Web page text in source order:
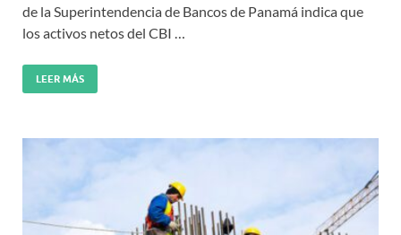
de la Superintendencia de Bancos de Panamá indica que
los activos netos del CBI …
LEER MÁS